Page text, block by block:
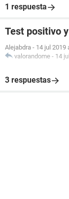
1 respuesta
Test positivo
Alejabdra - 14 jul 2019
valorandome - 14
3 respuestas